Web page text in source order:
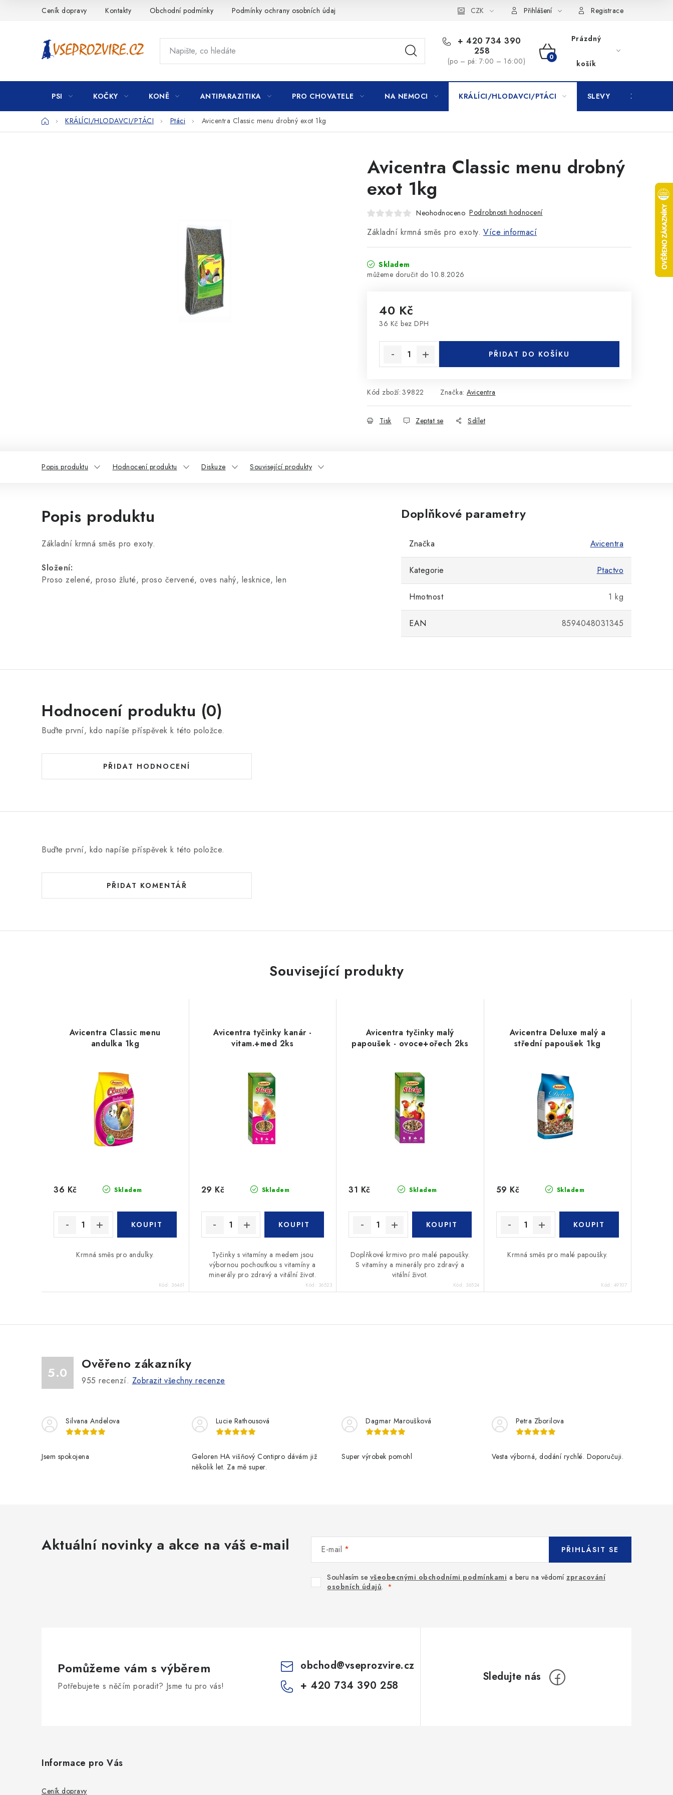
Ceník dopravy Kontakty Obchodní podmínky Podmínky ochrany osobních údajů CZK Přihlášení Registrace
+ 420 734 390
258
(po – pá: 7:00 – 16:00)
NÁKUPNÍ
KOŠÍK
Prázdný
košík
PSI KOČKY KONĚ ANTIPARAZITIKA PRO CHOVATELE NA NEMOCI KRÁLÍCI/HLODAVCI/PTÁCI SLEVY ZNAČKY
DomůKRÁLÍCI/HLODAVCI/PTÁCI Ptáci Avicentra Classic menu drobný exot 1kg
Avicentra Classic menu drobný
exot 1kg
Neohodnoceno Podrobnosti hodnocení
Základní krmná směs pro exoty. Více informací
Skladem
10.8.2026
40 Kč
36 Kč bez DPH
PŘIDAT DO KOŠÍKU
Kód zboží: 39822 Značka: Avicentra
Tisk Zeptat se Sdílet
Popis produktu Hodnocení produktu Diskuze Související produkty
Popis produktu
Základní krmná směs pro exoty.
Složení:
Proso zelené, proso žluté, proso červené, oves nahý, lesknice, len
Doplňkové parametry
Značka Avicentra
Kategorie Ptactvo
Hmotnost 1 kg
EAN 8594048031345
Hodnocení produktu (0)
Buďte první, kdo napíše příspěvek k této položce.
PŘIDAT HODNOCENÍ
Buďte první, kdo napíše příspěvek k této položce.
PŘIDAT KOMENTÁŘ
Související produkty
Avicentra Classic menu
andulka 1kg
Skladem
36 Kč
Krmná směs pro andulky.
Kód: 36461
Avicentra tyčinky kanár -
vitam.+med 2ks
Skladem
29 Kč
Tyčinky s vitamíny a medem jsou
výbornou pochoutkou s vitamíny a
minerály pro zdravý a vitální život.
Kód: 36523
Avicentra tyčinky malý
papoušek - ovoce+ořech 2ks
Skladem
31 Kč
Doplňkové krmivo pro malé papoušky.
S vitamíny a minerály pro zdravý a
vitální život.
Kód: 36524
Avicentra Deluxe malý a
střední papoušek 1kg
Skladem
59 Kč
Krmná směs pro malé papoušky.
Kód: 49107
5.0
Ověřeno zákazníky
955 recenzí. Zobrazit všechny recenze
Silvana Andelova
Jsem spokojena
Lucie Rathousová
Geloren HA višňový Contipro dávám již
několik let. Za mě super.
Dagmar Maroušková
Super výrobek pomohl
Petra Zborilova
Vesta výborná, dodání rychlé. Doporučuji.
Aktuální novinky a akce na váš e-mail E-mail
Souhlasím se všeobecnými obchodními podmínkami a beru na vědomí zpracování
osobních údajů.
PŘIHLÁSIT SE
Pomůžeme vám s výběrem
Potřebujete s něčím poradit? Jsme tu pro vás!
obchod@vseprozvire.cz
+ 420 734 390 258
Informace pro Vás
Ceník dopravy